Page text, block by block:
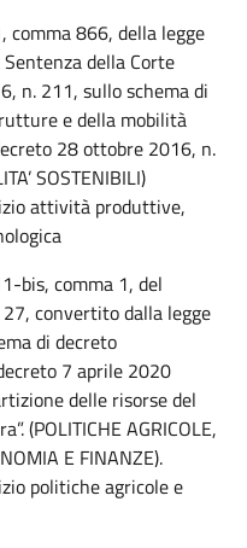
comma 866, della legge
della Corte
n. 211, sullo schema di
e della mobilità
28 ottobre 2016, n.
SOSTENIBILI)
attività produttive,
bis, comma 1, del
convertito dalla legge
di decreto
7 aprile 2020
delle risorse del
(POLITICHE AGRICOLE,
E FINANZE).
politiche agricole e